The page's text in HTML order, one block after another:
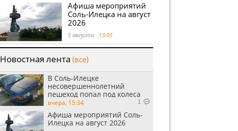
Афиша мероприятий
Соль-Илецка на август
2026
5 августа 13:05
Новостная лента (все)
В Соль-Илецке
несовершеннолетний
пешеход попал под колеса
автомобиля
вчера, 15:34 1
Афиша мероприятий Соль-
Илецка на август 2026